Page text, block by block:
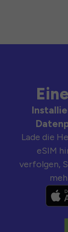
Lade die
eSIM
verfolgen,